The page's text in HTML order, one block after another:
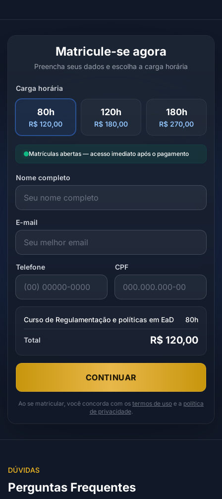
Matricule-se agora
Preencha seus dados e escolha a carga horária
Carga horária
80h
R$ 120,00
120h
R$ 180,00
180h
R$ 270,00
Matrículas abertas — acesso imediato após o pagamento
Nome completo
E-mail
Telefone CPF
Curso de Regulamentação e políticas em EaD 80h
Total R$ 120,00
CONTINUAR
Ao se matricular, você concorda com os termos de uso e a política
de privacidade.
DÚVIDAS
Perguntas Frequentes